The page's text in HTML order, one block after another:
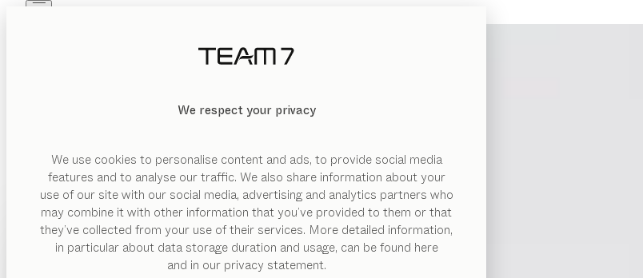
We respect your privacy
We use cookies to personalise content and ads, to provide social media
features and to analyse our traffic. We also share information about your
use of our site with our social media, advertising and analytics partners who
may combine it with other information that you’ve provided to them or that
they’ve collected from your use of their services. More detailed information,
in particular about data storage duration and usage, can be found here
and in our privacy statement.
PRODUKTE